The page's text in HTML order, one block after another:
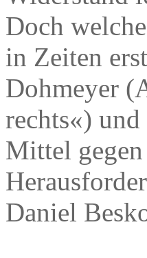
Doch
in Zeiten
Dohmeyer
rechts«)
Mittel
Daniel